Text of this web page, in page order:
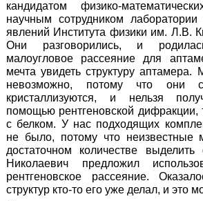
кандидатом физико-
научным сотрудником
явлений Института физики им. Л.В.
Они разговорились, и
малоугловое рассеяние для
мечта увидеть структуру
невозможно, потому что они
кристаллизуются, и нельзя
помощью рентгеновской дифракции,
с белком. У нас подходящих
не было, потому что неизвестные
достаточном количестве
Николаевич предложил
рентгеновское рассеяние.
структур кто-то его уже делал, и это